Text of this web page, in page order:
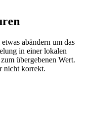
abändern um das
in einer lokalen
übergebenen Wert.
nicht korrekt.